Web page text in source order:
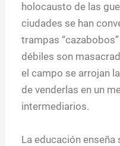
holocausto de las
ciudades se han
trampas
débiles son
el campo se arrojan
de venderlas en un
intermediarios.
La educación enseña